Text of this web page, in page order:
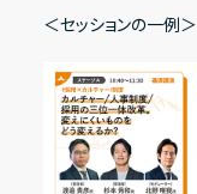
＜セッションの一例＞